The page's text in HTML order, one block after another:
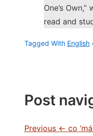
One’s
read and
Tagged With English
Post
Previous ← co